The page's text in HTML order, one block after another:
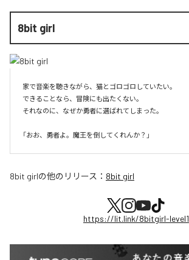
8bit girl
家で音楽を聴きながら、猫とゴロゴロしていたい。
できることなら、冒険にも出たくない。
それなのに、なぜか勇者に選ばれてしまった。
8bit girlの他のリリース： 8bit girl
https://lit.link/8bitgirl-level1